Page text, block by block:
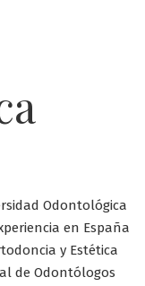
Odontológica
en España
y Estética
de Odontólogos